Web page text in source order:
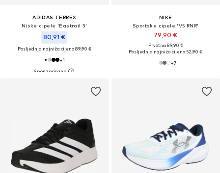
ADIDAS TERREX
Niske cipele 'Eastrail 3'
80,91 €
Posljednja najniža cijena:89,90 €
+1
NIKE
Sportske cipele 'V5 RNR'
79,90 €
Prvotno: 89,90 €
Posljednja najniža cijena:52,90 €
+7